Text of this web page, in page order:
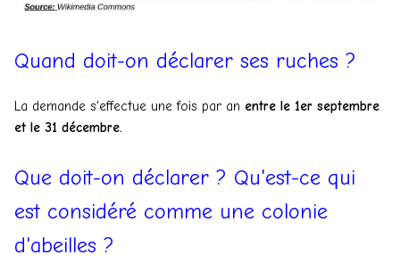
Quand doit-on déclarer ses ruches ?
La demande s'effectue une fois par an entre le 1er septembre
et le 31 décembre.
Que doit-on déclarer ? Qu'est-ce qui
est considéré comme une colonie
d'abeilles ?